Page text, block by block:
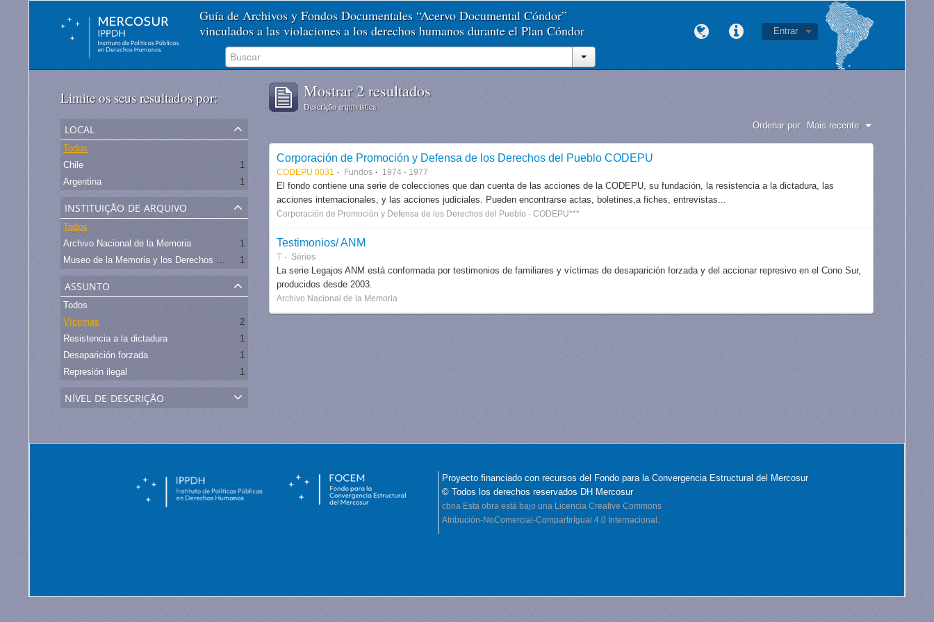
Guía de Archivos y Fondos Documentales “Acervo Documental Cóndor”
vinculados a las violaciones a los derechos humanos durante el Plan Cóndor
Entrar
Limite os seus resultados por:
local
Todos
Chile
1
Argentina
1
instituição de arquivo
Todos
Archivo Nacional de la Memoria
1
Museo de la Memoria y los Derechos Humanos - Chile
1
assunto
Todos
Víctimas
2
Resistencia a la dictadura
1
Desaparición forzada
1
Represión ilegal
1
nível de descrição
Mostrar 2 resultados
Descrição arquivística
Ordenar por: Mais recente
Corporación de Promoción y Defensa de los Derechos del Pueblo CODEPU
CODEPU 0031 Fundos 1974 - 1977
El fondo contiene una serie de colecciones que dan cuenta de las acciones de la CODEPU, su fundación, la resistencia a la dictadura, las
acciones internacionales, y las acciones judiciales. Pueden encontrarse actas, boletines,a fiches, entrevistas...
Corporación de Promoción y Defensa de los Derechos del Pueblo - CODEPU***
Testimonios/ ANM
T Séries
La serie Legajos ANM está conformada por testimonios de familiares y víctimas de desaparición forzada y del accionar represivo en el Cono Sur,
producidos desde 2003.
Archivo Nacional de la Memoria
Proyecto financiado con recursos del Fondo para la Convergencia Estructural del Mercosur
© Todos los derechos reservados DH Mercosur
cbna Esta obra está bajo una Licencia Creative Commons
Atribución-NoComercial-CompartirIgual 4.0 Internacional.